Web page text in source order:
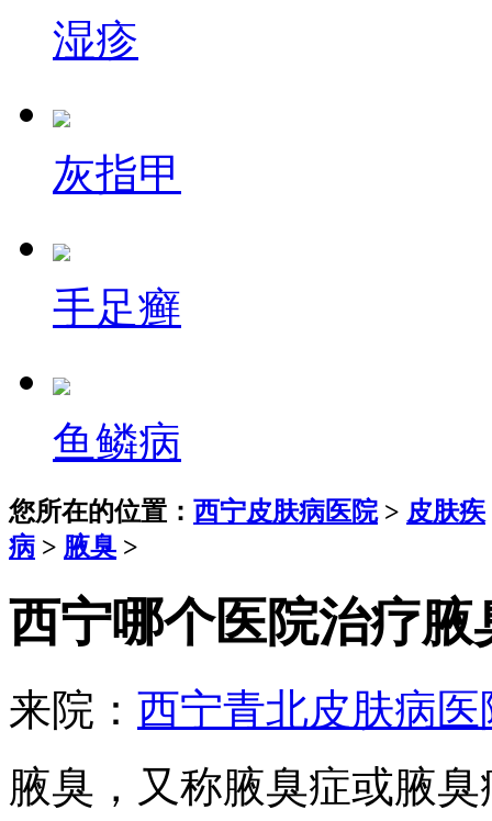
湿疹
灰指甲
手足癣
鱼鳞病
您所在的位置： 西宁皮肤病医院> 皮肤疾
病 > 腋臭 >
西宁哪个医院治疗
来院： 西宁青北皮肤病医
腋臭，又称腋臭症或腋